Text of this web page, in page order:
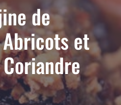
de
et